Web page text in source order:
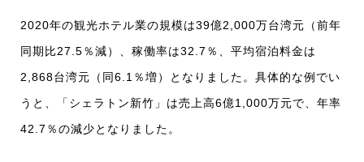
2020年の観光ホテル業の規模は39億2,000万台湾元（前年
同期比27.5％減）、稼働率は32.7％、平均宿泊料金は
2,868台湾元（同6.1％増）となりました。具体的な例でい
うと、「シェラトン新竹」は売上高6億1,000万元で、年率
42.7％の減少となりました。